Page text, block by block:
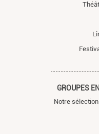
GROUPES
Notre